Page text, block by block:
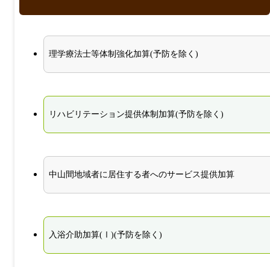
理学療法士等体制強化加算(予防を除く)
リハビリテーション提供体制加算(予防を除く)
中山間地域者に居住する者へのサービス提供加算
入浴介助加算(Ⅰ)(予防を除く)